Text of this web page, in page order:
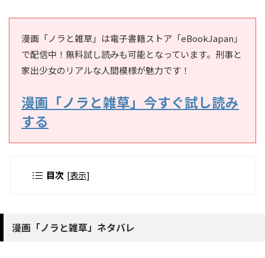
漫画「ノラと雑草」は電子書籍ストア「eBookJapan」
で配信中！無料試し読みも可能となっています。刑事と
家出少女のリアルな人間模様が魅力です！
漫画「ノラと雑草」今すぐ試し読み
する
目次 [表示]
漫画「ノラと雑草」ネタバレ